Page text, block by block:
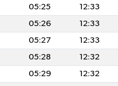
05:25 12:33
05:26 12:33
05:27 12:33
05:28 12:32
05:29 12:32